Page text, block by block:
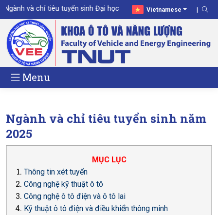
và chỉ tiêu tuyển sinh Đại học năm 2026 Vietnamese
Menu
Ngành và chỉ tiêu tuyển sinh năm
2025
MỤC LỤC
Thông tin xét tuyển
Công nghệ kỹ thuật ô tô
Công nghệ ô tô điện và ô tô lai
Kỹ thuật ô tô điện và điều khiển thông minh